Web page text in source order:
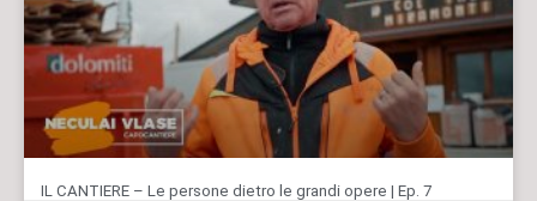
IL CANTIERE – Le persone dietro le grandi opere | Ep. 7